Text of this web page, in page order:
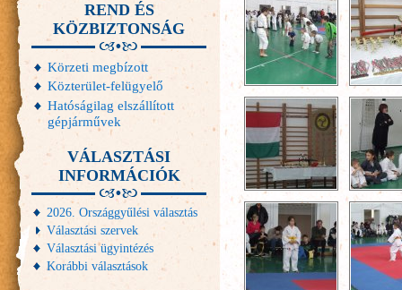
REND ÉS
KÖZBIZTONSÁG
Körzeti megbízott
Közterület-felügyelő
Hatóságilag elszállított
gépjárművek
VÁLASZTÁSI
INFORMÁCIÓK
2026. Országgyűlési választás
Választási szervek
Választási ügyintézés
Korábbi választások